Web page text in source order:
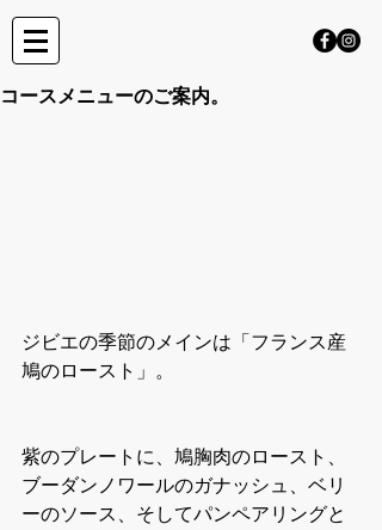
コースメニューのご案内。
ジビエの季節のメインは「フランス産
鳩のロースト」。
紫のプレートに、鳩胸肉のロースト、
ブーダンノワールのガナッシュ、ベリ
ーのソース、そしてパンペアリングと